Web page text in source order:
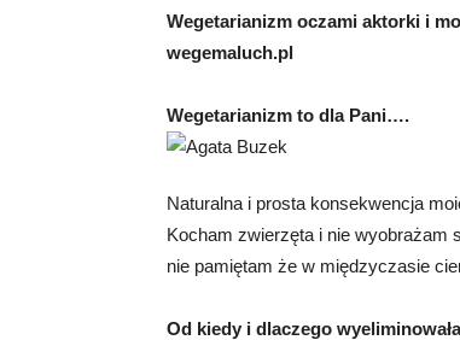
Wegetarianizm oczami aktorki i
wegemaluch.pl
Wegetarianizm to dla Pani….
Naturalna i prosta konsekwencja
Kocham zwierzęta i nie wyobrażam
nie pamiętam że w międzyczasie
Od kiedy i dlaczego